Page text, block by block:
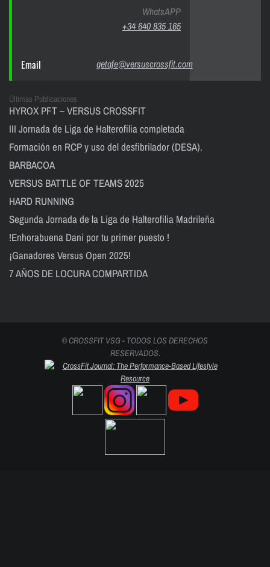
WhatsAPP
+34 640 835 165
Email getafe@versuscrossfit.com
Últimas Publicaciones
HYROX PFT – VERSUS CROSSFIT
III Jornada de Liga de Halterofilia completada
Formación en RCP y uso del desfibrilador (DESA).
BARBACOA
VERSUS BATTLE OF TEAMS 2025
HARD RUNNING
Segunda Jornada de la Liga de Halterofilia Madrileña
!Enhorabuena Dani por tu primer puesto !
¡Ganadores Versus Open 2025!
7 AÑOS DE LOCURA COMPARTIDA
© CROSSFIT VSG - TODOS LOS DERECHOS
RESERVADOS.